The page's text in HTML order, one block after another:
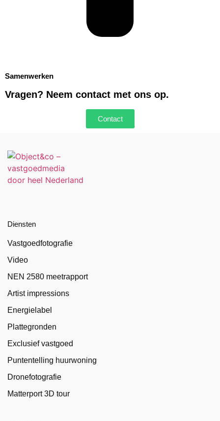
Samenwerken
Vragen? Neem contact met ons op.
Contact
Diensten
Vastgoedfotografie
Video
NEN 2580 meetrapport
Artist impressions
Energielabel
Plattegronden
Exclusief vastgoed
Puntentelling huurwoning
Dronefotografie
Matterport 3D tour